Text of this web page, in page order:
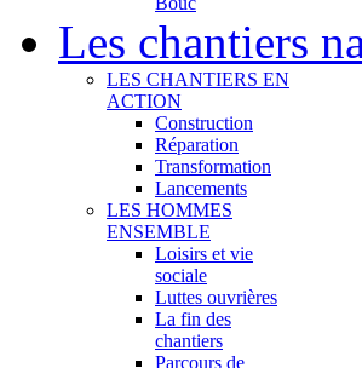
Les chantiers
LES CHANTIERS EN
ACTION
Construction
Réparation
Transformation
Lancements
LES HOMMES
ENSEMBLE
Loisirs et vie
sociale
Luttes ouvrières
La fin des
chantiers
Parcours de